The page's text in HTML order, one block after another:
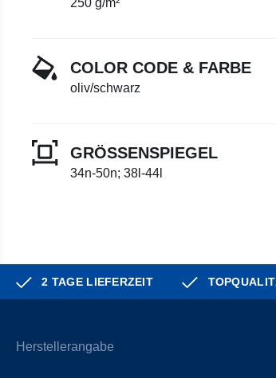
COLOR CODE & FARBE
oliv/schwarz
GRÖSSENSPIEGEL
34n-50n; 38l-44l
2 TAGE LIEFERZEIT
Herstellerangabe